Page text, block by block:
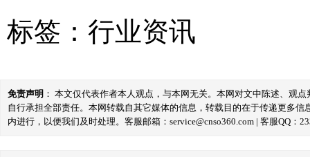
标签： 行业资讯
免责声明 ： 本文仅代表作者本人观点，与本网无关。本网对文中陈述、观
自行承担全部责任。本网转载自其它媒体的信息，转载目的在于传递更多
内进行，以便我们及时处理。客服邮箱：service@cnso360.com | 客服QQ：